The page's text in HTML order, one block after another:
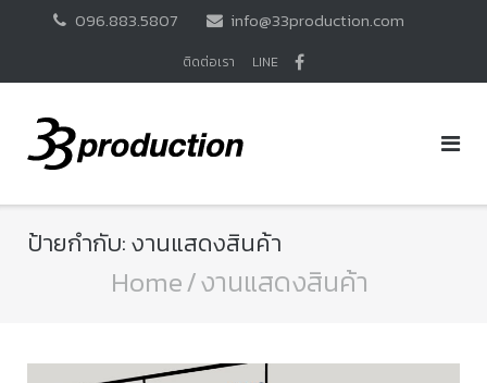
096.883.5807 info@33production.com
ติดต่อเรา LINE
ป้ายกำกับ:งานแสดงสินค้า
Home/งานแสดงสินค้า